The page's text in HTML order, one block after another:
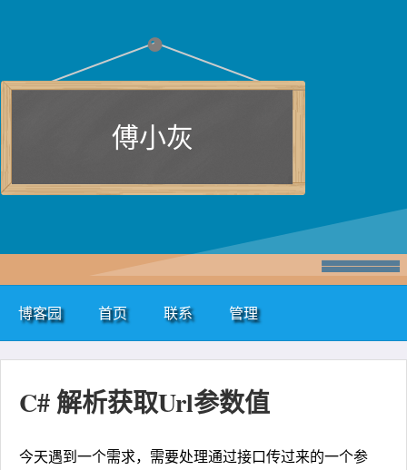
傅小灰
博客园 首页 联系 管理
C# 解析获取Url参数值
今天遇到一个需求，需要处理通过接口传过来的一个参